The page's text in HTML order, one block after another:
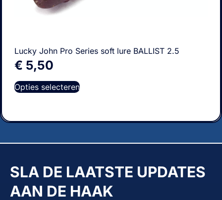
Lucky John Pro Series soft lure BALLIST 2.5
€ 5,50
Opties selecteren
SLA DE LAATSTE UPDATES
AAN DE HAAK